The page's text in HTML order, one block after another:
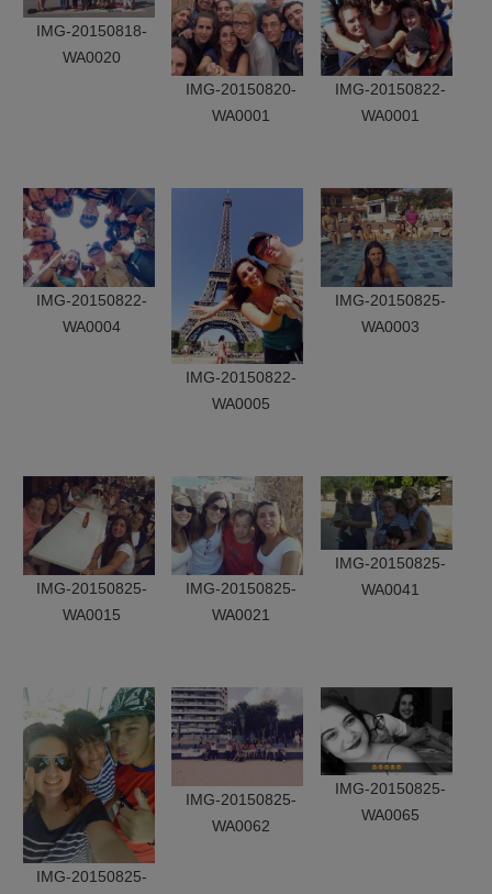
IMG-20150818-
WA0020
IMG-20150820-
WA0001
IMG-20150822-
WA0001
IMG-20150822-
WA0004
IMG-20150822-
WA0005
IMG-20150825-
WA0003
IMG-20150825-
WA0015
IMG-20150825-
WA0021
IMG-20150825-
WA0041
IMG-20150825-
IMG-20150825-
WA0062
IMG-20150825-
WA0065